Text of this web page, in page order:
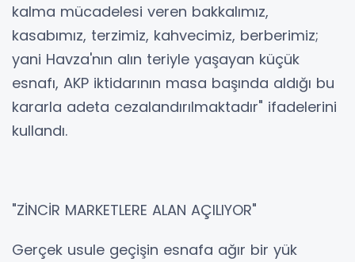
kalma mücadelesi veren bakkalımız,
kasabımız, terzimiz, kahvecimiz, berberimiz;
yani Havza'nın alın teriyle yaşayan küçük
esnafı, AKP iktidarının masa başında aldığı bu
kararla adeta cezalandırılmaktadır" ifadelerini
kullandı.
"ZİNCİR MARKETLERE ALAN AÇILIYOR"
Gerçek usule geçişin esnafa ağır bir yük